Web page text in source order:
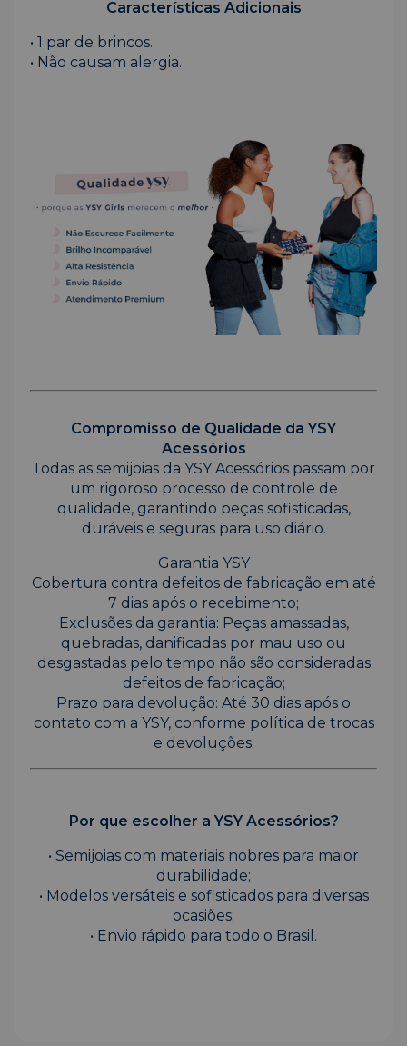
Características Adicionais
• 1 par de brincos.
• Não causam alergia.
Compromisso de Qualidade da YSY
Acessórios
Todas as semijoias da YSY Acessórios passam por
um rigoroso processo de controle de
qualidade, garantindo peças sofisticadas,
duráveis e seguras para uso diário.
Garantia YSY
Cobertura contra defeitos de fabricação em até
7 dias após o recebimento;
Exclusões da garantia: Peças amassadas,
quebradas, danificadas por mau uso ou
desgastadas pelo tempo não são consideradas
defeitos de fabricação;
Prazo para devolução: Até 30 dias após o
contato com a YSY, conforme política de trocas
e devoluções.
Por que escolher a YSY Acessórios?
• Semijoias com materiais nobres para maior
durabilidade;
• Modelos versáteis e sofisticados para diversas
ocasiões;
• Envio rápido para todo o Brasil.